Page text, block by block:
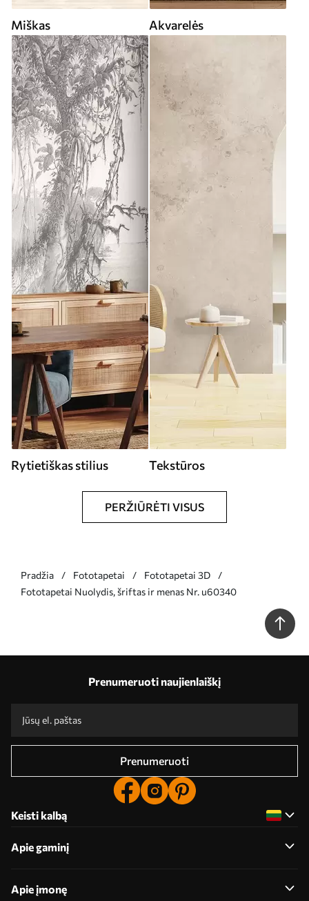
Miškas Akvarelės
Rytietiškas stilius Tekstūros
PERŽIŪRĖTI VISUS
Pradžia Fototapetai
Fototapetai 3D
Fototapetai Nuolydis, šriftas ir menas Nr. u60340
Prenumeruoti naujienlaiškį
Prenumeruoti
Keisti kalbą
Apie gaminį
Apie įmonę